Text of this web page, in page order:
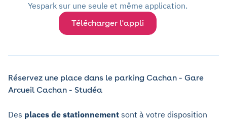
Yespark sur une seule et même application.
Télécharger l'appli
Réservez une place dans le parking Cachan - Gare
Arcueil Cachan - Studéa
Des places de stationnement sont à votre disposition